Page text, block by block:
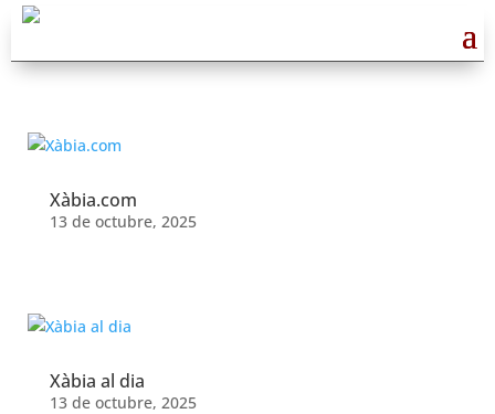
Alicante
Xàbia.com
13 de octubre, 2025
Xàbia al dia
13 de octubre, 2025